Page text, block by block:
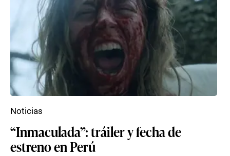
“Inmaculada”: tráiler y fecha de
estreno en Perú
Noticias